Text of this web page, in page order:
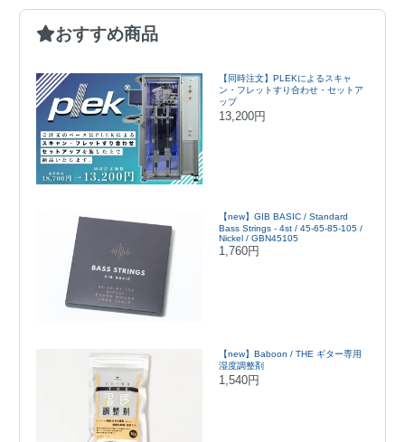
おすすめ商品
【同時注文】PLEKによるスキャ
ン・フレットすり合わせ・セットア
ップ
13,200円
【new】GIB BASIC / Standard
Bass Strings - 4st / 45-65-85-105 /
Nickel / GBN45105
1,760円
【new】Baboon / THE ギター専用
湿度調整剤
1,540円